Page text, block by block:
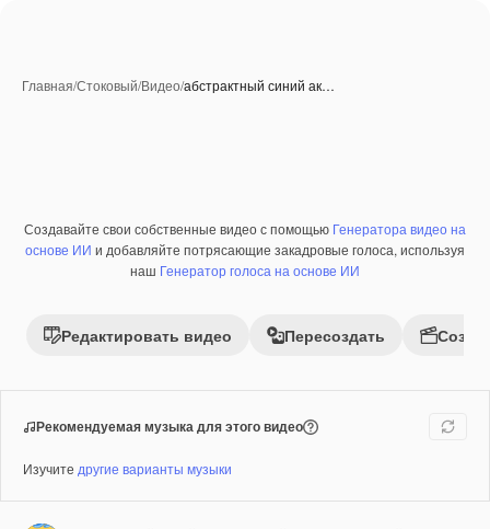
Главная/Стоковый/Видео/абстрактный синий ак…
Премиум
Создавайте свои собственные видео с помощью Генератора видео на
основе ИИ и добавляйте потрясающие закадровые голоса, используя
наш Генератор голоса на основе ИИ
Редактировать видео Пересоздать
Рекомендуемая музыка для этого видео
Изучите другие варианты музыки